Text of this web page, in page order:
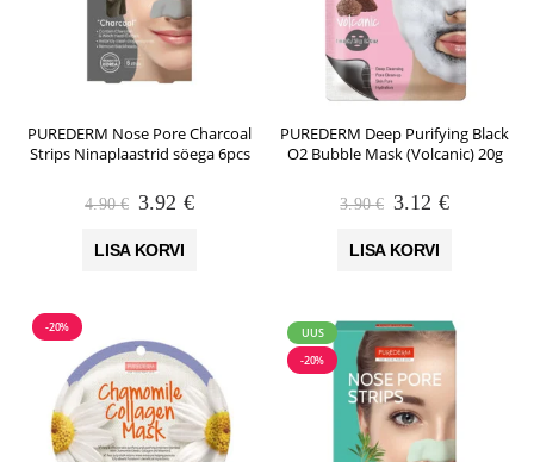
PUREDERM Nose Pore Charcoal
Strips Ninaplaastrid söega 6pcs
4.90€ Algne
oli:
3.92 €Praegune
LISA KORVI
PUREDERM Deep Purifying Black
O2 Bubble Mask (Volcanic) 20g
3.90€ Algne
oli:
3.12 €Praegune
LISA KORVI
-20%
UUS
-20%